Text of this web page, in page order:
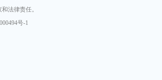
法律责任。
号-1